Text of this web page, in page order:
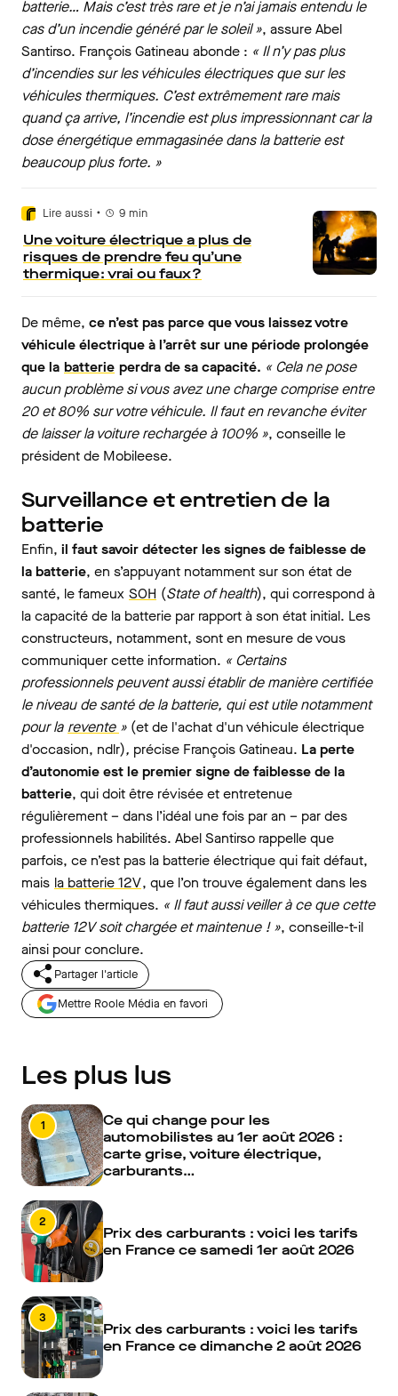
batterie… Mais c’est très rare et je n’ai jamais entendu le
cas d’un incendie généré par le soleil », assure Abel
Santirso. François Gatineau abonde : « Il n’y pas plus
d’incendies sur les véhicules électriques que sur les
véhicules thermiques. C’est extrêmement rare mais
quand ça arrive, l’incendie est plus impressionnant car la
dose énergétique emmagasinée dans la batterie est
beaucoup plus forte. »
Lire aussi • 9 min
Une voiture électrique a plus de
risques de prendre feu qu’une
thermique : vrai ou faux ?
De même, ce n’est pas parce que vous laissez votre
véhicule électrique à l’arrêt sur une période prolongée
que la batterie perdra de sa capacité. « Cela ne pose
aucun problème si vous avez une charge comprise entre
20 et 80% sur votre véhicule. Il faut en revanche éviter
de laisser la voiture rechargée à 100% », conseille le
président de Mobileese.
Surveillance et entretien de la
batterie
Enfin, il faut savoir détecter les signes de faiblesse de
la batterie, en s’appuyant notamment sur son état de
santé, le fameux SOH (State of health), qui correspond à
la capacité de la batterie par rapport à son état initial. Les
constructeurs, notamment, sont en mesure de vous
communiquer cette information. « Certains
professionnels peuvent aussi établir de manière certifiée
le niveau de santé de la batterie, qui est utile notamment
pour la revente » (et de l'achat d'un véhicule électrique
d'occasion, ndlr), précise François Gatineau. La perte
d’autonomie est le premier signe de faiblesse de la
batterie, qui doit être révisée et entretenue
régulièrement – dans l’idéal une fois par an – par des
professionnels habilités. Abel Santirso rappelle que
parfois, ce n’est pas la batterie électrique qui fait défaut,
mais la batterie 12V, que l’on trouve également dans les
véhicules thermiques. « Il faut aussi veiller à ce que cette
batterie 12V soit chargée et maintenue ! », conseille-t-il
ainsi pour conclure.
Partager l'article
Mettre Roole Média en favori
Les plus lus
1
Ce qui change pour les
automobilistes au 1er août 2026 :
carte grise, voiture électrique,
carburants…
2
Prix des carburants : voici les tarifs
en France ce samedi 1er août 2026
3
Prix des carburants : voici les tarifs
en France ce dimanche 2 août 2026